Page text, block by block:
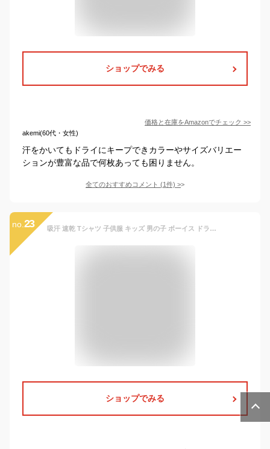
ショップでみる
価格と在庫をAmazonでチェック >>
akemi(60代・女性)
汗をかいてもドライにキープできカラーやサイズバリエー
ションが豊富な品で何枚あっても困りません。
全てのおすすめコメント (1件) >
no. 23 吸汗 速乾 Tシャツ 子供服 キッズ 男の子 ボーイス ドライ 半袖 プリント 100cm 110cm 120cm 130cm Tシャツ カットソー「527-20」
ショップでみる